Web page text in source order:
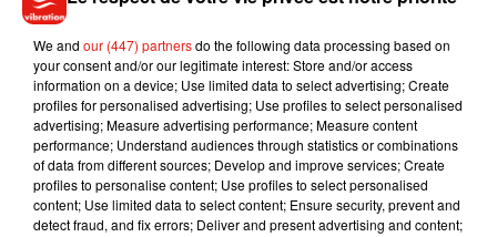
4 janvier 2022
Lost Frequencies -
Where Are You Now
(Feat. Calum Scott)
We and our (447) partnersdo the following data processing based on
your consent and/or our legitimate interest: Store and/or access
information on a device; Use limited data to select advertising; Create
profiles for personalised advertising; Use profiles to select personalised
advertising; Measure advertising performance; Measure content
performance; Understand audiences through statistics or combinations
of data from different sources; Develop and improve services; Create
profiles to personalise content; Use profiles to select personalised
content; Use limited data to select content; Ensure security, prevent and
detect fraud, and fix errors; Deliver and present advertising and content;